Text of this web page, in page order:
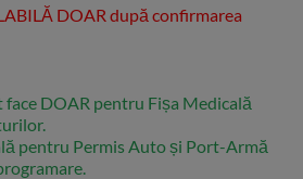
DOAR după confirmarea
face DOAR pentru Fișa Medicală
pentru Permis Auto și Port-Armă